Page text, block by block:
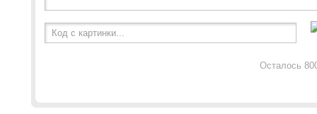
Код с картинки...
Осталось